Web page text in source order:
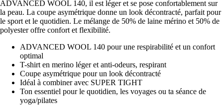
ADVANCED WOOL 140, il est léger et se pose confortablement sur
la peau. La coupe asymétrique donne un look décontracté, parfait pour
le sport et le quotidien. Le mélange de 50% de laine mérino et 50% de
polyester offre confort et flexibilité.
ADVANCED WOOL 140 pour une respirabilité et un confort
optimal
T-shirt en merino léger et anti-odeurs, respirant
Coupe asymétrique pour un look décontracté
Idéal à combiner avec SUPER TIGHT
Ton essentiel pour le quotidien, les voyages ou ta séance de
yoga/pilates